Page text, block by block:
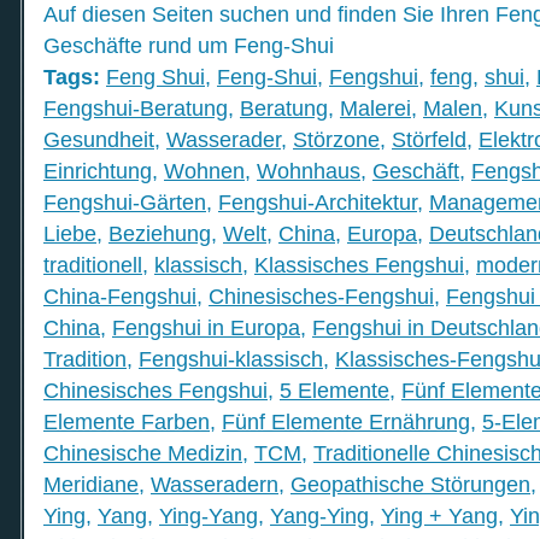
Auf diesen Seiten suchen und finden Sie Ihren
Geschäfte rund um Feng-Shui
Tags: Feng Shui, Feng-Shui, Fengshui, feng, shui,
Fengshui-Beratung, Beratung, Malerei, Malen,
Gesundheit, Wasserader, Störzone, Störfeld,
Einrichtung, Wohnen, Wohnhaus, Geschäft,
Fengshui-Gärten, Fengshui-Architektur,
Liebe, Beziehung, Welt, China, Europa,
traditionell, klassisch, Klassisches Fengshui,
China-Fengshui, Chinesisches-Fengshui,
China, Fengshui in Europa, Fengshui in
Tradition, Fengshui-klassisch, Klassisches-
Chinesisches Fengshui, 5 Elemente, Fünf
Elemente Farben, Fünf Elemente Ernährung, 5-
Chinesische Medizin, TCM, Traditionelle
Meridiane, Wasseradern, Geopathische Störungen
Ying, Yang, Ying-Yang, Yang-Ying, Ying + Yang,